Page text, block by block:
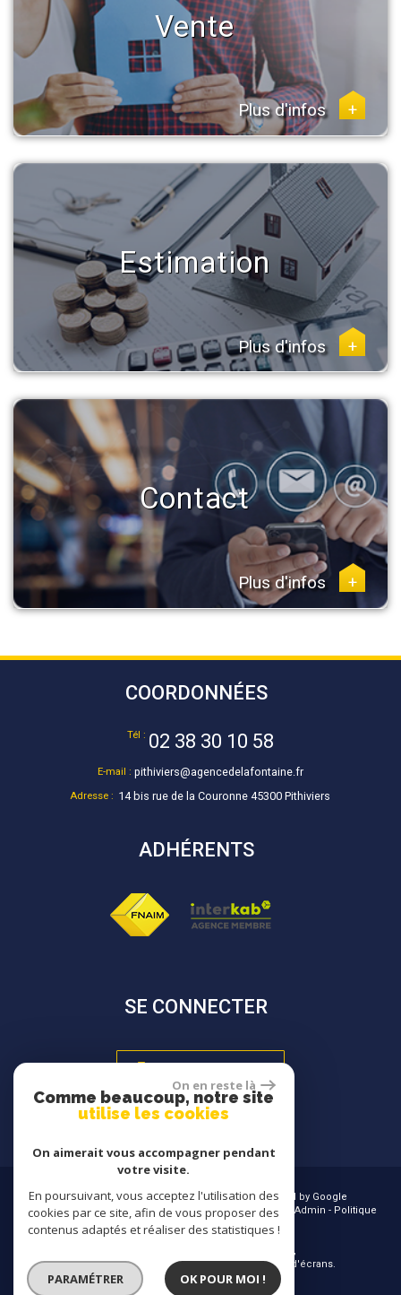
Vente
Plus d'infos +
Estimation
Plus d'infos +
Contact
Plus d'infos +
COORDONNÉES
Tél : 02 38 30 10 58
E-mail : pithiviers@agencedelafontaine.fr
Adresse : 14 bis rue de la Couronne 45300 Pithiviers
ADHÉRENTS
SE CONNECTER
© 2026 | Tous droits réservés | Traduction powered by Google
Plan du site-Mentions légales-Nos honoraires-Liens Admin - Politique
RGPD
Site internet compatible multi-supports,
un seul site adaptable à tous les types d'écrans.
On en reste là
Comme beaucoup, notre site
utilise les cookies
On aimerait vous accompagner pendant
votre visite.
En poursuivant, vous acceptez l'utilisation des
cookies par ce site, afin de vous proposer des
contenus adaptés et réaliser des statistiques !
PARAMÉTRER OK POUR MOI !